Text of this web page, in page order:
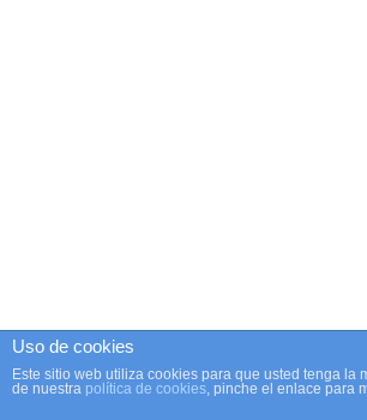
Uso de cookies
Este sitio web utiliza cookies para que usted tenga
de nuestra política de cookies, pinche el enlace para